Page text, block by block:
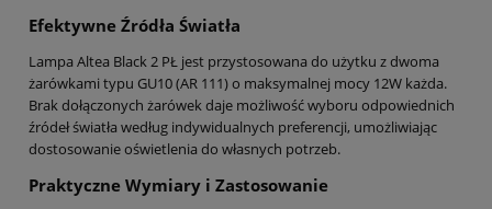
Efektywne Źródła Światła
Lampa Altea Black 2 PŁ jest przystosowana do użytku z dwoma
żarówkami typu GU10 (AR 111) o maksymalnej mocy 12W każda.
Brak dołączonych żarówek daje możliwość wyboru odpowiednich
źródeł światła według indywidualnych preferencji, umożliwiając
dostosowanie oświetlenia do własnych potrzeb.
Praktyczne Wymiary i Zastosowanie